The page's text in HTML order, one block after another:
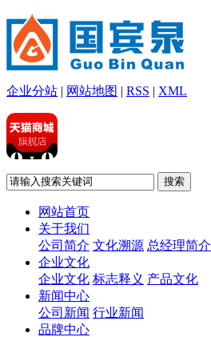
企业分站 | 网站地图 | RSS | XML
网站首页
关于我们
公司简介 文化溯源 总经理简介
企业文化
企业文化 标志释义 产品文化
新闻中心
公司新闻 行业新闻
品牌中心